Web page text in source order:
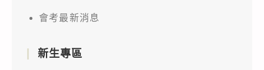
會考最新消息
新生專區